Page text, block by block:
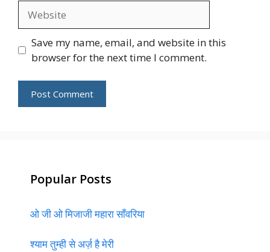
Save my name, email, and website in this
browser for the next time I comment.
Popular Posts
ओ जी ओ मिजाजी महारा साँवरिया
श्याम तुम्ही से अर्ज़ है मेरी